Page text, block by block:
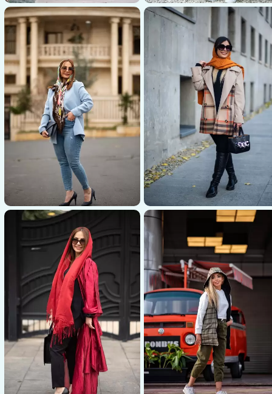
عکاسی پوشاک
مانتو و لباس زنانه با رنگ بژ
عکاسی پوشاک
عکاسی شال و کیف قهوه‌ای زنانه
عکاسی پوشاک
عکاسی شومیز خاکستری و شلوار
کاکی زنانه
عکاسی پوشاک
عکاسی شومیز آبی و شلوار جین
زنانه